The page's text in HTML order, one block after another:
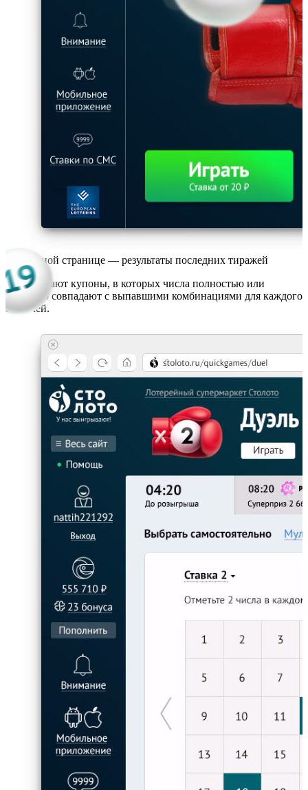
На главной странице — результаты последних тиражей
Выигрывают купоны, в которых числа полностью или
частично совпадают с выпавшими комбинациями для каждого
из полей.